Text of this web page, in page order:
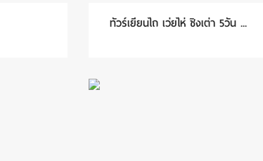
ทัวร์เยียนไถ เว่ยไห่ ชิงเต่า 5วัน ...